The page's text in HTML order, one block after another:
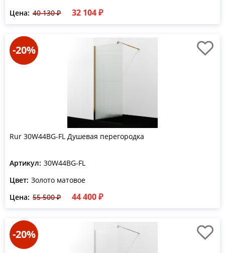
Цена: 40 130 ₽ 32 104 ₽
-20%
Rur 30W44BG-FL Душевая перегородка
Артикул: 30W44BG-FL
Цвет: Золото матовое
Цена: 55 500 ₽ 44 400 ₽
-20%